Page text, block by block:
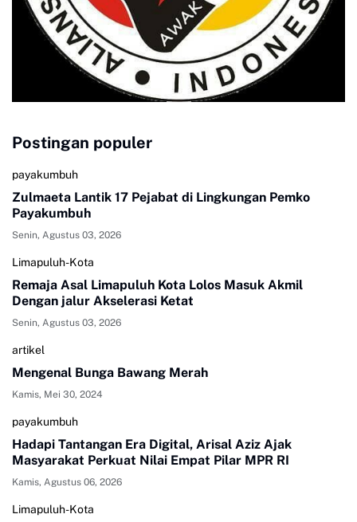
Postingan populer
payakumbuh
Zulmaeta Lantik 17 Pejabat di Lingkungan Pemko
Payakumbuh
Senin, Agustus 03, 2026
Limapuluh-Kota
Remaja Asal Limapuluh Kota Lolos Masuk Akmil
Dengan jalur Akselerasi Ketat
Senin, Agustus 03, 2026
artikel
Mengenal Bunga Bawang Merah
Kamis, Mei 30, 2024
payakumbuh
Hadapi Tantangan Era Digital, Arisal Aziz Ajak
Masyarakat Perkuat Nilai Empat Pilar MPR RI
Kamis, Agustus 06, 2026
Limapuluh-Kota